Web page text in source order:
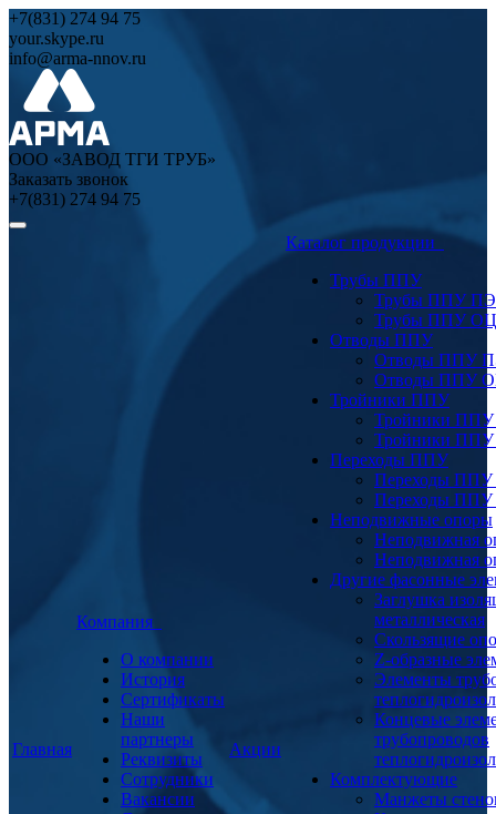
+7(831) 274 94 75
your.skype.ru
info@arma-nnov.ru
ООО «ЗАВОД ТГИ ТРУБ»
Заказать звонок
+7(831) 274 94 75
Главная
Компания
О компании
История
Сертификаты
Наши
партнеры
Реквизиты
Сотрудники
Вакансии
Акции
Каталог продукции
Трубы ППУ
Трубы ППУ ПЭ
Трубы ППУ ОЦ
Отводы ППУ
Отводы ППУ
Отводы ППУ
Тройники ППУ
Тройники
Тройники
Переходы ППУ
Переходы
Переходы
Неподвижные опоры
Неподвижная
Неподвижная
Другие фасонные
Заглушка
металлическая
Скользящие
Z-образные
Элементы
Концевые
трубопроводов
Комплектующие
Манжеты